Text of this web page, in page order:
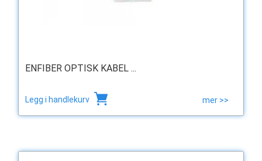
ENFIBER OPTISK KABEL ...
Legg i handlekurv mer >>